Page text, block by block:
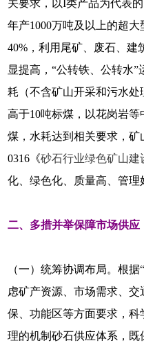
关要求，以I类产品为代表
年产1000万吨及以上的超
40%，利用尾矿、废石、建
显提高，“公转铁、公转水
耗（不含矿山开采和污水
高于10吨标煤，以花岗岩
煤，水耗达到相关要求，
0316《砂石行业绿色矿山建
化、绿色化、质量高、管理
二、多措并举保障市场供应
（一）统筹协调布局。根
虑矿产资源、市场需求、
保、功能区等方面要求，
理的机制砂石供应体系，既